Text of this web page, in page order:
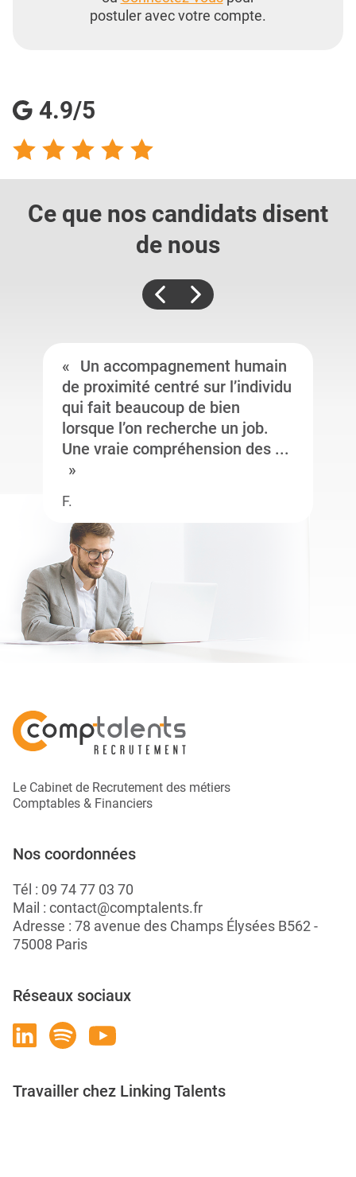
postuler avec votre compte.
4.9/5
Ce que nos candidats disent
de nous
Un accompagnement humain
de proximité centré sur l’individu
qui fait beaucoup de bien
lorsque l’on recherche un job.
Une vraie compréhension des ...
F.
Le Cabinet de Recrutement des métiers
Comptables & Financiers
Nos coordonnées
Tél : 09 74 77 03 70
Mail : contact@comptalents.fr
Adresse : 78 avenue des Champs Élysées B562 -
75008 Paris
Réseaux sociaux
Travailler chez Linking Talents